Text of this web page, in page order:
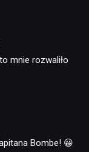
mnie rozwaliło
Bombe! 😀